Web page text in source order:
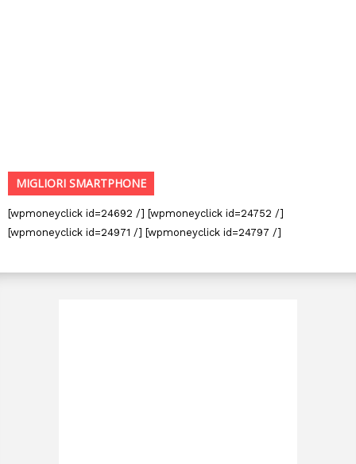
MIGLIORI SMARTPHONE
[wpmoneyclick id=24692 /] [wpmoneyclick id=24752 /]
[wpmoneyclick id=24971 /] [wpmoneyclick id=24797 /]